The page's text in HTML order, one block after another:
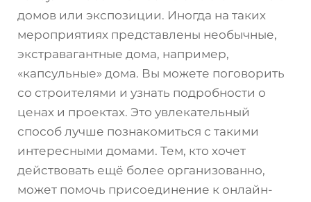
домов или экспозиции. Иногда на таких
мероприятиях представлены необычные,
экстравагантные дома, например,
«капсульные» дома. Вы можете поговорить
со строителями и узнать подробности о
ценах и проектах. Это увлекательный
способ лучше познакомиться с такими
интересными домами. Тем, кто хочет
действовать ещё более организованно,
может помочь присоединение к онлайн-